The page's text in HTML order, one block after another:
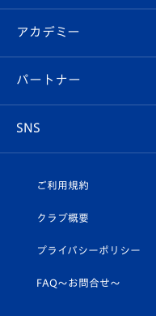
イベント
メディア
ホームタウン
スタッフプロフィール
マスコット紹介
平和祈念活動
Revive Team
ヴィヴィくんの長崎お
フォトギャラリー
スタジアムグルメ
V-LOVERS（ファンク
プレイヤーズスイート
オンラインショップ
店舗情報
アカデミー
育成からのお知らせ
U-18
スクール
パートナー
SNS
ヴィヴィくんインスタ
公式LINE＠
ご利用規約
クラブ概要
プライバシーポリシー
FAQ〜お問合せ〜